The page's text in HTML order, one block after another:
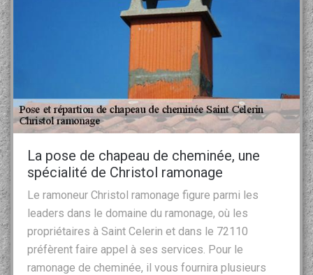
La pose de chapeau de cheminée, une
spécialité de Christol ramonage
Le ramoneur Christol ramonage figure parmi les
leaders dans le domaine du ramonage, où les
propriétaires à Saint Celerin et dans le 72110
préfèrent faire appel à ses services. Pour le
ramonage de cheminée, il vous fournira plusieurs